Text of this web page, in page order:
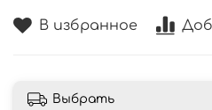
В избранное
Выбрать